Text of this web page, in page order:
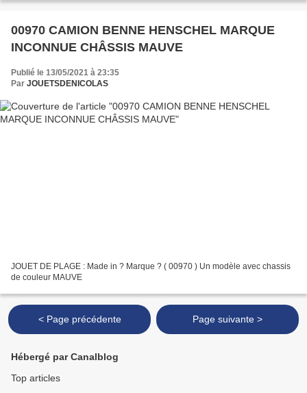
00970 CAMION BENNE HENSCHEL MARQUE
INCONNUE CHÂSSIS MAUVE
Publié le 13/05/2021 à 23:35
Par JOUETSDENICOLAS
JOUET DE PLAGE : Made in ? Marque ? ( 00970 ) Un modèle avec chassis
de couleur MAUVE
< Page précédente Page suivante >
Hébergé par Canalblog
Top articles